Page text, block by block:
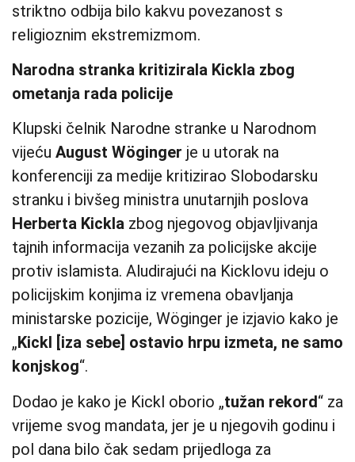
striktno odbija bilo kakvu povezanost s
religioznim ekstremizmom.
Narodna stranka kritizirala Kickla zbog
ometanja rada policije
Klupski čelnik Narodne stranke u Narodnom
vijeću August Wöginger je u utorak na
konferenciji za medije kritizirao Slobodarsku
stranku i bivšeg ministra unutarnjih poslova
Herberta Kickla zbog njegovog objavljivanja
tajnih informacija vezanih za policijske akcije
protiv islamista. Aludirajući na Kicklovu ideju o
policijskim konjima iz vremena obavljanja
ministarske pozicije, Wöginger je izjavio kako je
„Kickl [iza sebe] ostavio hrpu izmeta, ne samo
konjskog“.
Dodao je kako je Kickl oborio „tužan rekord“ za
vrijeme svog mandata, jer je u njegovih godinu i
pol dana bilo čak sedam prijedloga za